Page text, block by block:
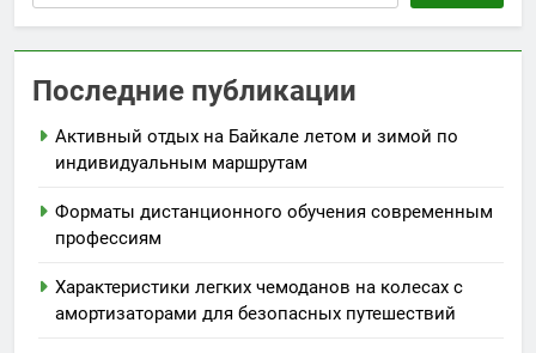
Последние публикации
Активный отдых на Байкале летом и зимой по
индивидуальным маршрутам
Форматы дистанционного обучения современным
профессиям
Характеристики легких чемоданов на колесах с
амортизаторами для безопасных путешествий